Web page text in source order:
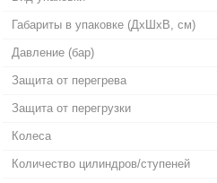
Габариты в упаковке (ДхШхВ, см)
Давление (бар)
Защита от перегрева
Защита от перегрузки
Колеса
Количество цилиндров/ступеней